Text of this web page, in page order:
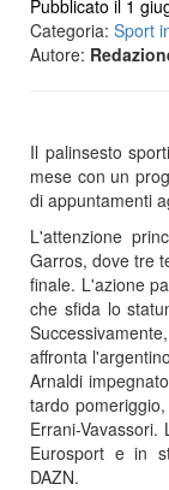
Pubblicato il 1
Categoria: Sport
Autore:
Il palinsesto
mese con un
di appuntamenti
L'attenzione
Garros, dove tre
finale. L'azione
che sfida lo
affronta
Arnaldi
tardo
Errani-
Eurosport e in
DAZN.